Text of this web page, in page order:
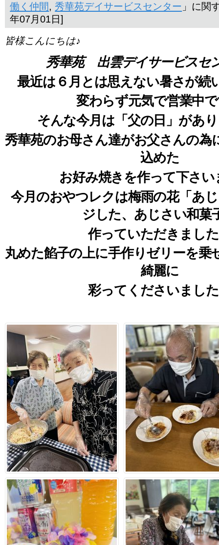
働く仲間,秀華苑デイサービスセンター 」に関
年07月01日]
皆様こんにちは♪
秀華苑 出雲デイサービスセ
最近は６月とは思えない暑さが続
変わらず元気で営業中
そんな今月は「父の日」があ
秀華苑のお母さん達がお父さんの為
込めた
お好み焼きを作って下さい
今月のおやつレクは梅雨の花「あ
ジした、あじさい和菓
作っていただきまし
丸めた餡子の上に手作りゼリーを乗
綺麗に
彩ってくださいまし